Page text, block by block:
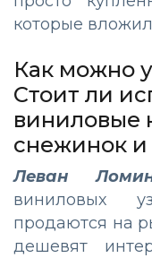
которые
Как можно
Стоит ли
виниловые
снежинок и
Леван
виниловых
продаются на
дешевят